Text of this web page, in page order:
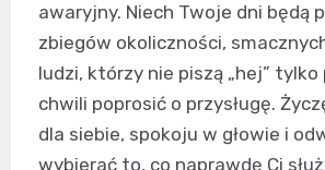
awaryjny. Niech Twoje dni będą
zbiegów okoliczności,
ludzi, którzy nie piszą „hej” tylko
chwili poprosić o przysługę.
dla siebie, spokoju w głowie i
wybierać to, co naprawdę Ci